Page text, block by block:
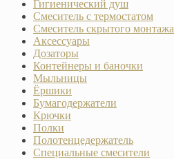
Гигиенический душ
Смеситель с термостатом
Смеситель скрытого монтажа
Аксессуары
Дозаторы
Контейнеры и баночки
Мыльницы
Ёршики
Бумагодержатели
Крючки
Полки
Полотенцедержатель
Специальные смесители